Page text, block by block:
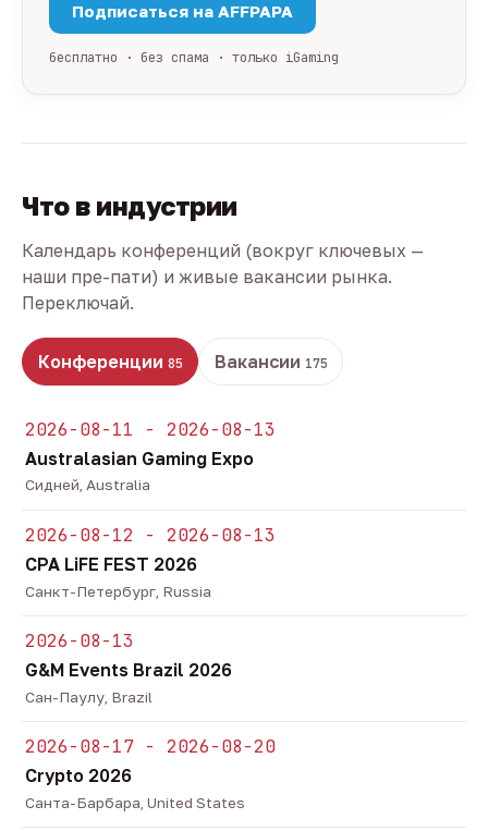
Подписаться на AFFPAPA
бесплатно · без спама · только iGaming
Что в индустрии
Календарь конференций (вокруг ключевых —
наши пре-пати) и живые вакансии рынка.
Переключай.
Конференции 85 Вакансии 175
2026-08-11 - 2026-08-13
Australasian Gaming Expo
Сидней, Australia
2026-08-12 - 2026-08-13
CPA LiFE FEST 2026
Санкт-Петербург, Russia
2026-08-13
G&M Events Brazil 2026
Сан-Паулу, Brazil
2026-08-17 - 2026-08-20
Crypto 2026
Санта-Барбара, United States